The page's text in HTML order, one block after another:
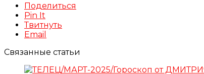
Поделиться
Pin It
Твитнуть
Email
Связанные статьи